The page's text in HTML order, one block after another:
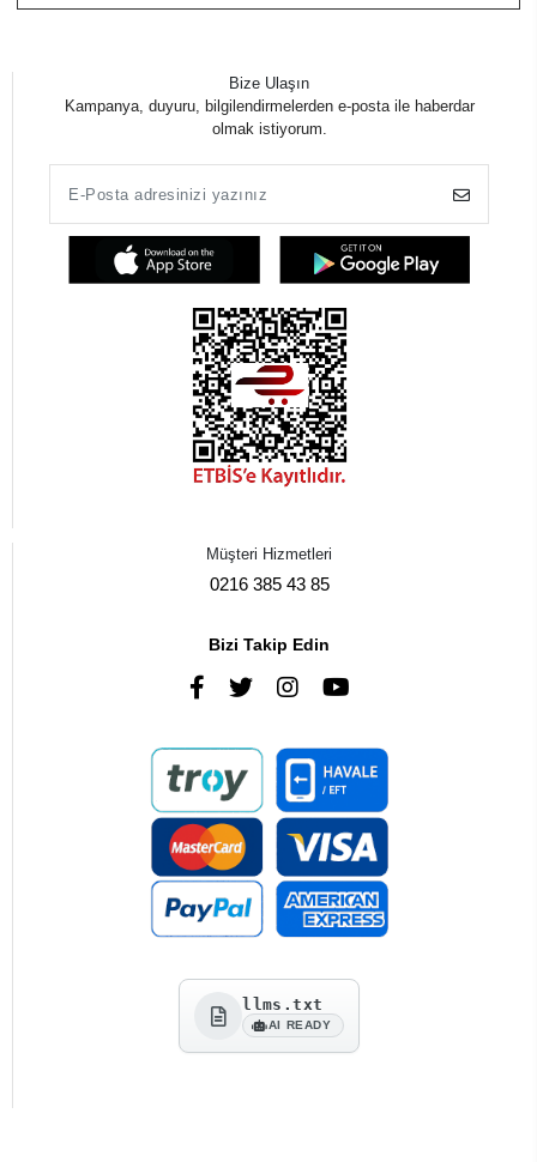
Bize Ulaşın
Kampanya, duyuru, bilgilendirmelerden e-posta ile haberdar
olmak istiyorum.
Müşteri Hizmetleri
0216 385 43 85
Bizi Takip Edin
llms.txt
AI READY